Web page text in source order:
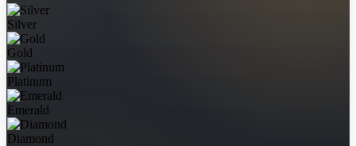
Silver
Gold
Platinum
Emerald
Diamond